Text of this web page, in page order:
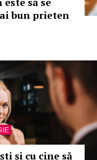
bun prieten
și cu cine să